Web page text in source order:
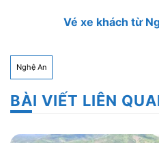
Vé xe khách từ
Nghệ An
BÀI VIẾT LIÊN